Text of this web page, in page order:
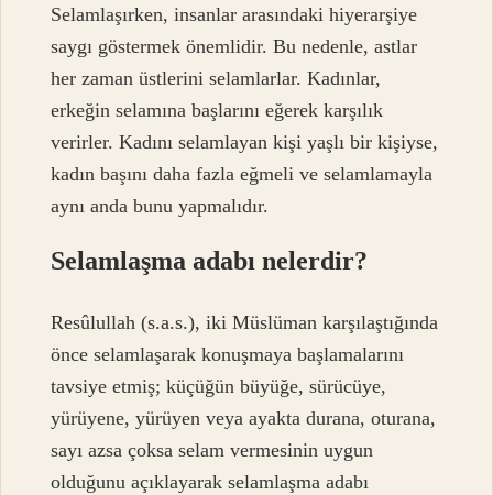
Selamlaşırken, insanlar arasındaki hiyerarşiye
saygı göstermek önemlidir. Bu nedenle, astlar
her zaman üstlerini selamlarlar. Kadınlar,
erkeğin selamına başlarını eğerek karşılık
verirler. Kadını selamlayan kişi yaşlı bir kişiyse,
kadın başını daha fazla eğmeli ve selamlamayla
aynı anda bunu yapmalıdır.
Selamlaşma adabı nelerdir?
Resûlullah (s.a.s.), iki Müslüman karşılaştığında
önce selamlaşarak konuşmaya başlamalarını
tavsiye etmiş; küçüğün büyüğe, sürücüye,
yürüyene, yürüyen veya ayakta durana, oturana,
sayı azsa çoksa selam vermesinin uygun
olduğunu açıklayarak selamlaşma adabı